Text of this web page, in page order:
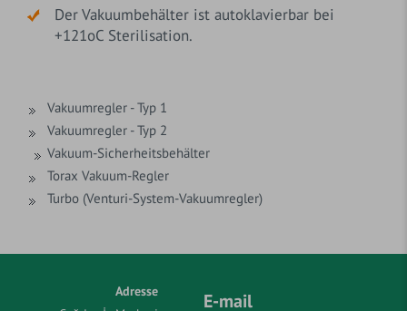
Der Vakuumbehälter ist autoklavierbar bei
+121oC Sterilisation.
Vakuumregler - Typ 1
Vakuumregler - Typ 2
Vakuum-Sicherheitsbehälter
Torax Vakuum-Regler
Turbo (Venturi-System-Vakuumregler)
Adresse
E-mail